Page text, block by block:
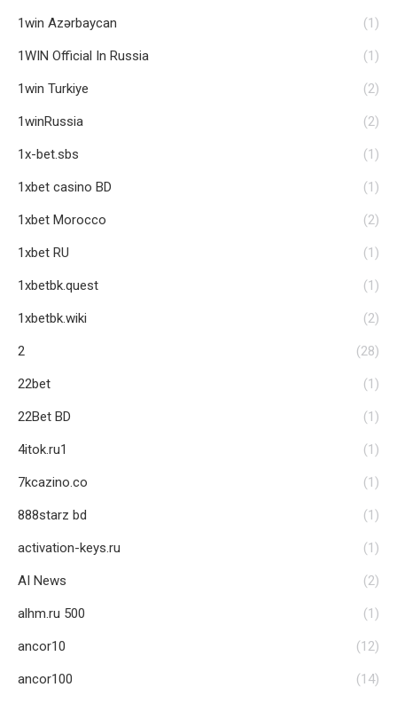
1win Azərbaycan (1)
1WIN Official In Russia (1)
1win Turkiye (2)
1winRussia (2)
1x-bet.sbs (1)
1xbet casino BD (1)
1xbet Morocco (2)
1xbet RU (1)
1xbetbk.quest (1)
1xbetbk.wiki (2)
2 (28)
22bet (1)
22Bet BD (1)
4itok.ru1 (1)
7kcazino.co (1)
888starz bd (1)
activation-keys.ru (1)
AI News (2)
alhm.ru 500 (1)
ancor10 (12)
ancor100 (14)